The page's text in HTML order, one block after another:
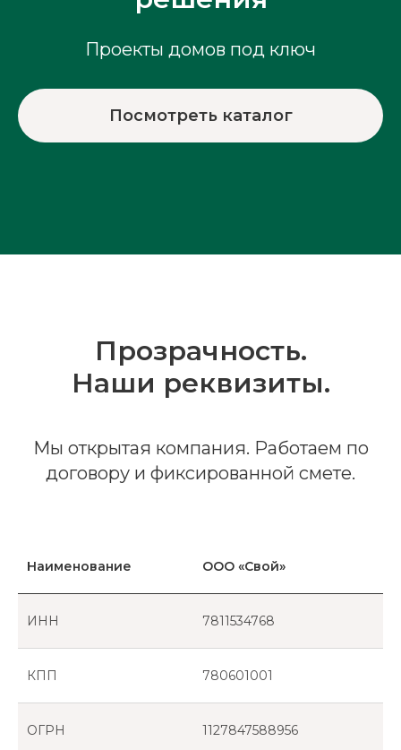
Проекты домов под ключ
Посмотреть каталог
Прозрачность.
Наши реквизиты.
Мы открытая компания. Работаем по
договору и фиксированной смете.
Наименование ООО «Свой»
ИНН 7811534768
КПП 780601001
ОГРН 1127847588956